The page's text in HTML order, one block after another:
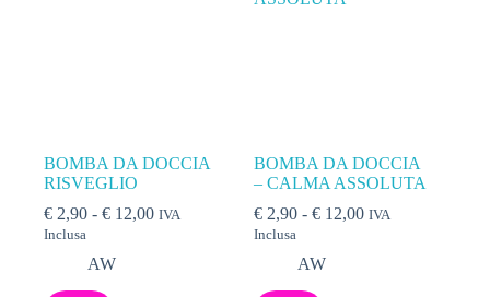
BOMBA DA DOCCIA
RISVEGLIO
€ 2,90 - € 12,00 IVA
Inclusa
AW
BOMBA DA DOCCIA
– CALMA ASSOLUTA
€ 2,90 - € 12,00 IVA
Inclusa
AW